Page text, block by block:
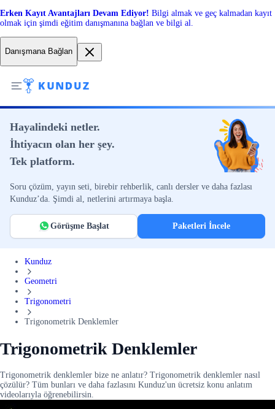
Erken Kayıt Avantajları Devam Ediyor! Bilgi almak ve geç kalmadan kayıt
olmak için şimdi eğitim danışmanına bağlan ve bilgi al.
Danışmana Bağlan
Hayalindeki netler.
İhtiyacın olan her şey.
Tek platform.
Soru çözüm, yayın seti, birebir rehberlik, canlı dersler ve daha fazlası
Kunduz’da. Şimdi al, netlerini artırmaya başla.
Görüşme Başlat Paketleri İncele
Kunduz
Geometri
Trigonometri
Trigonometrik Denklemler
Trigonometrik Denklemler
Trigonometrik denklemler bize ne anlatır? Trigonometrik denklemler nasıl
çözülür? Tüm bunları ve daha fazlasını Kunduz'un ücretsiz konu anlatım
videolarıyla öğrenebilirsin.